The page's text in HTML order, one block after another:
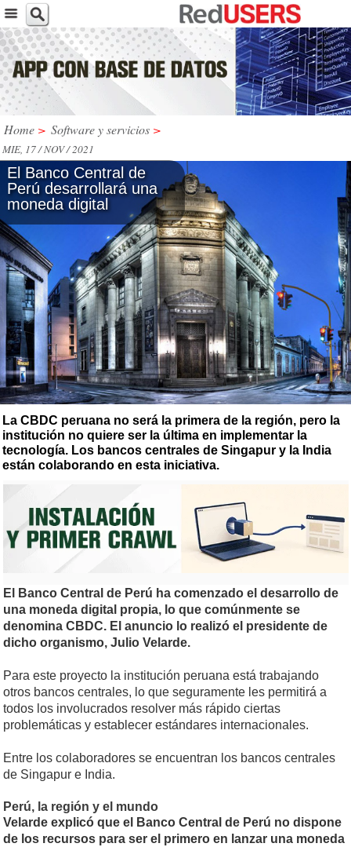
Home > Software y servicios >
MIE, 17 / NOV / 2021
El Banco Central de
Perú desarrollará una
moneda digital
La CBDC peruana no será la primera de la región, pero la
institución no quiere ser la última en implementar la
tecnología. Los bancos centrales de Singapur y la India
están colaborando en esta iniciativa.
El Banco Central de Perú ha comenzado el desarrollo de
una moneda digital propia, lo que comúnmente se
denomina CBDC. El anuncio lo realizó el presidente de
dicho organismo, Julio Velarde.
Para este proyecto la institución peruana está trabajando
otros bancos centrales, lo que seguramente les permitirá a
todos los involucrados resolver más rápido ciertas
problemáticas y establecer estándares internacionales.
Entre los colaboradores se encuentran los bancos centrales
de Singapur e India.
Perú, la región y el mundo
Velarde explicó que el Banco Central de Perú no dispone
de los recursos para ser el primero en lanzar una moneda